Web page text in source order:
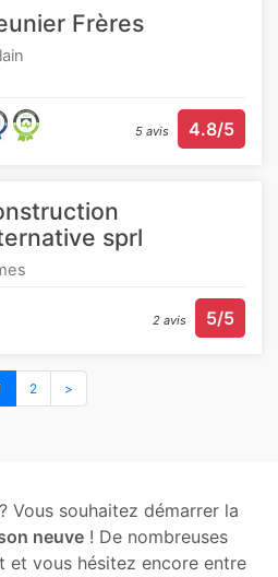
Frères
5 avis 4.8/5
sprl
2 avis 5/5
2 >
Vous souhaitez démarrer la
neuve ! De nombreuses
et vous hésitez encore entre